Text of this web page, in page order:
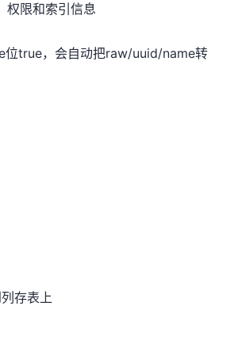
权限和索引信息
位true，会自动把raw/uuid/name转
存表上